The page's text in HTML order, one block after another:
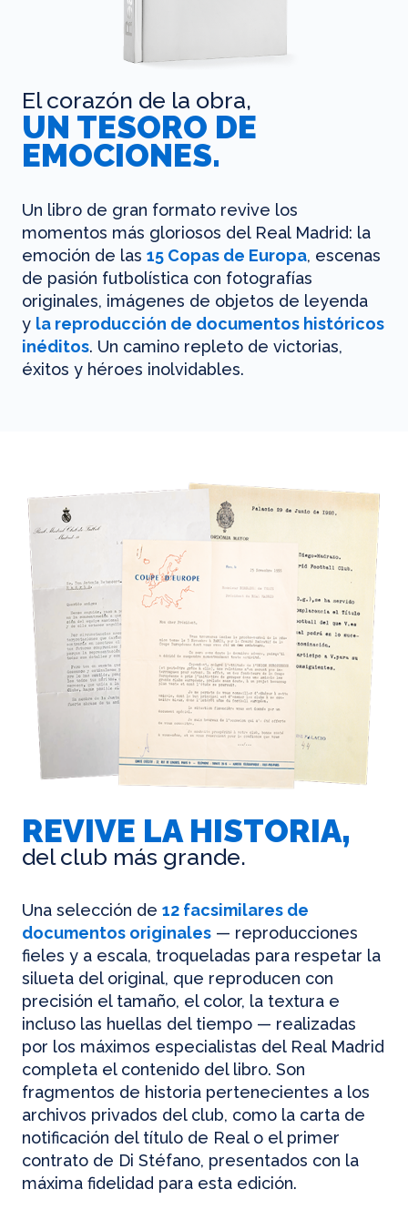
El corazón de la obra,
UN TESORO DE
EMOCIONES.
Un libro de gran formato revive los
momentos más gloriosos del Real Madrid: la
emoción de las 15 Copas de Europa, escenas
de pasión futbolística con fotografías
originales, imágenes de objetos de leyenda
y la reproducción de documentos históricos
inéditos. Un camino repleto de victorias,
éxitos y héroes inolvidables.
REVIVE LA HISTORIA,
del club más grande.
Una selección de 12 facsimilares de
documentos originales — reproducciones
fieles y a escala, troqueladas para respetar la
silueta del original, que reproducen con
precisión el tamaño, el color, la textura e
incluso las huellas del tiempo — realizadas
por los máximos especialistas del Real Madrid
completa el contenido del libro. Son
fragmentos de historia pertenecientes a los
archivos privados del club, como la carta de
notificación del título de Real o el primer
contrato de Di Stéfano, presentados con la
máxima fidelidad para esta edición.